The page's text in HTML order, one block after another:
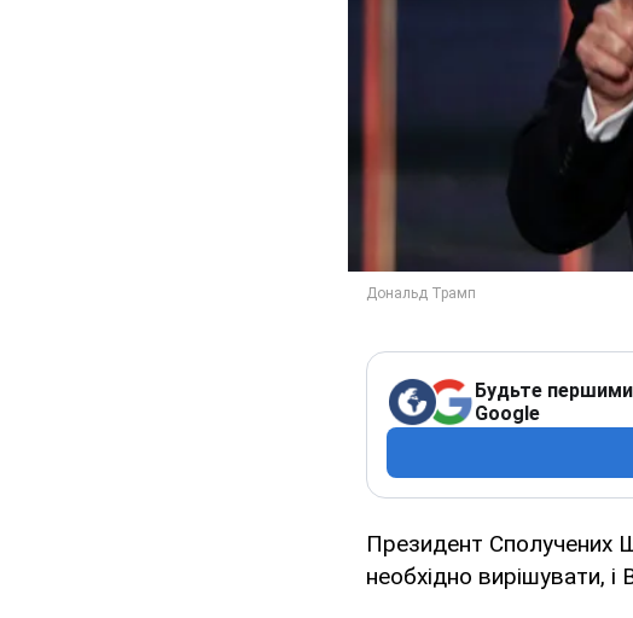
Будьте першими
Google
Президент Сполучених
необхідно вирішувати,